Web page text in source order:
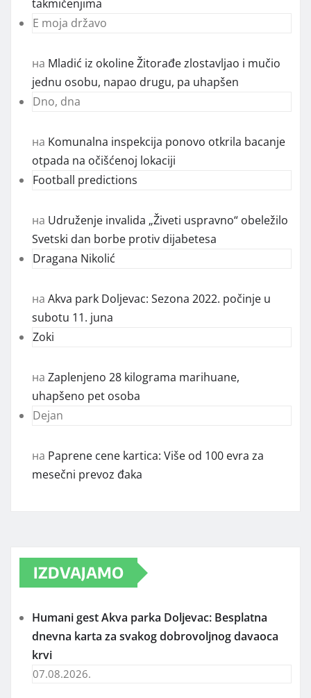
takmičenjima
E moja državo
на Mladić iz okoline Žitorađe zlostavljao i mučio
jednu osobu, napao drugu, pa uhapšen
Dno, dna
на Komunalna inspekcija ponovo otkrila bacanje
otpada na očišćenoj lokaciji
Football predictions
на Udruženje invalida „Živeti uspravno“ obeležilo
Svetski dan borbe protiv dijabetesa
Dragana Nikolić
на Akva park Doljevac: Sezona 2022. počinje u
subotu 11. juna
Zoki
на Zaplenjeno 28 kilograma marihuane,
uhapšeno pet osoba
Dejan
на Paprene cene kartica: Više od 100 evra za
mesečni prevoz đaka
IZDVAJAMO
Humani gest Akva parka Doljevac: Besplatna
dnevna karta za svakog dobrovoljnog davaoca
krvi
07.08.2026.